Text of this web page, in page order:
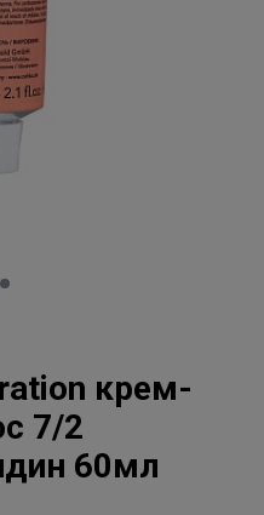
крем-
7/2
60мл